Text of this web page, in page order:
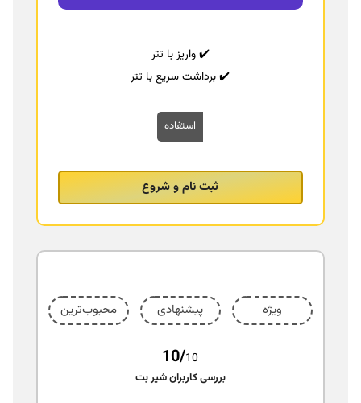
✔️ واریز با تتر
✔️ برداشت سریع با تتر
استفاده
ثبت نام و شروع
ویژه پیشنهادی محبوب‌ترین
10/10
بررسی کاربران شیر بت